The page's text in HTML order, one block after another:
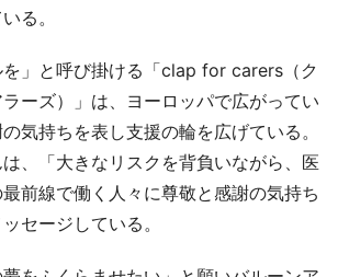
る。
」と呼び掛ける「clap for carers（ク
ーズ）」は、ヨーロッパで広がってい
気持ちを表し支援の輪を広げている。
、「大きなリスクを背負いながら、医
前線で働く人々に尊敬と感謝の気持ち
セージしている。